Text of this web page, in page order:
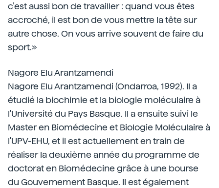
c’est aussi bon de travailler : quand vous êtes
accroché, il est bon de vous mettre la tête sur
autre chose. On vous arrive souvent de faire du
sport.»
Nagore Elu Arantzamendi
Nagore Elu Arantzamendi (Ondarroa, 1992). Il a
étudié la biochimie et la biologie moléculaire à
l'Université du Pays Basque. Il a ensuite suivi le
Master en Biomédecine et Biologie Moléculaire à
l'UPV-EHU, et il est actuellement en train de
réaliser la deuxième année du programme de
doctorat en Biomédecine grâce à une bourse
du Gouvernement Basque. Il est également